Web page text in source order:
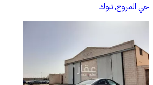
حي المروج, تبوك